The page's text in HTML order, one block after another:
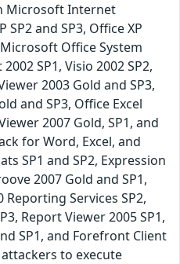
Microsoft Internet
SP2 and SP3, Office XP
Microsoft Office System
SP1, Visio 2002 SP2,
2003 Gold and SP3,
and SP3, Office Excel
2007 Gold, SP1, and
for Word, Excel, and
SP1 and SP2, Expression
2007 Gold and SP1,
Reporting Services SP2,
Report Viewer 2005 SP1,
SP1, and Forefront Client
to execute